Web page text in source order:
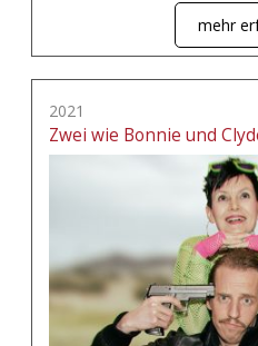
mehr
2021
Zwei wie Bonnie und